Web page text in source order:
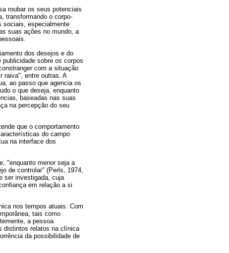
roubar os seus potenciais
transformando o corpo-
sociais, especialmente
suas ações no mundo, a
dos desejos e do
sobre os corpos
com a situação
raiva", entre outras. A
ao passo que agencia os
o que deseja, enquanto
baseadas nas suas
na percepção do seu
que o comportamento
do campo
na interface dos
"enquanto menor seja a
de controlar" (Perls, 1974,
ser investigada, cuja
em relação a si
nos tempos atuais. Com
tais como
a pessoa
distintos relatos na clínica
da possibilidade de